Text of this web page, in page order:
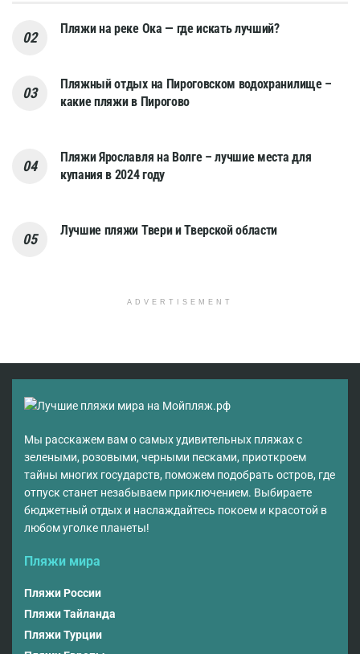
Пляжи на реке Ока — где искать лучший?
Пляжный отдых на Пироговском водохранилище –
какие пляжи в Пирогово
Пляжи Ярославля на Волге – лучшие места для
купания в 2024 году
Лучшие пляжи Твери и Тверской области
ADVERTISEMENT
Мы расскажем вам о самых удивительных пляжах с
зелеными, розовыми, черными песками, приоткроем
тайны многих государств, поможем подобрать остров, где
отпуск станет незабываем приключением. Выбираете
бюджетный отдых и наслаждайтесь покоем и красотой в
любом уголке планеты!
Пляжи мира
Пляжи России
Пляжи Тайланда
Пляжи Турции